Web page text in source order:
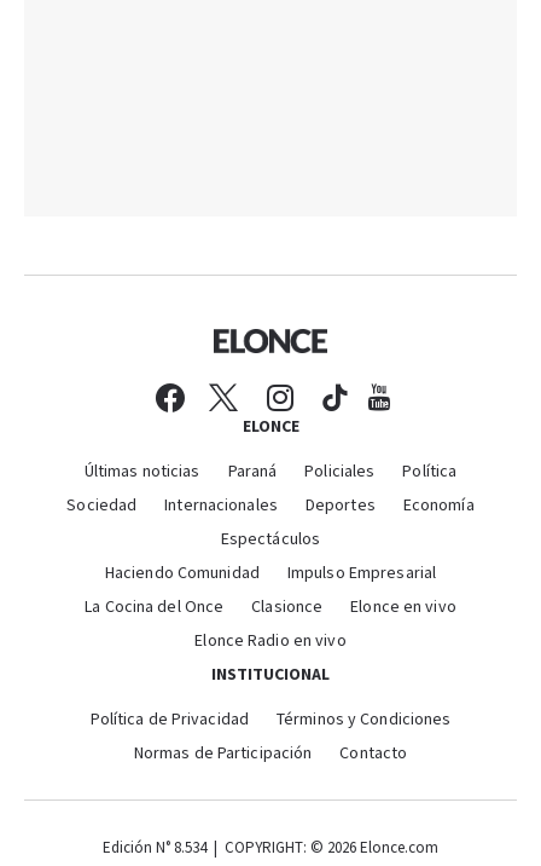
ELONCE
Últimas noticias Paraná Policiales
Política
Sociedad
Internacionales Deportes
Economía
Espectáculos
Haciendo Comunidad
Impulso Empresarial
La Cocina del Once
Clasionce
Elonce en vivo
Elonce Radio en vivo
INSTITUCIONAL
Política de Privacidad
Términos y Condiciones
Normas de Participación
Contacto
Edición N° 8.534 | COPYRIGHT: © 2026 Elonce.com